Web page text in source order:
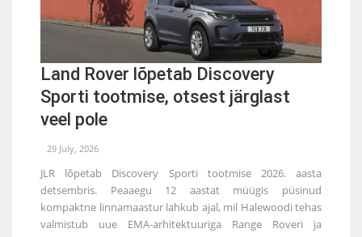
Land Rover lõpetab Discovery
Sporti tootmise, otsest järglast
veel pole
29 July, 2026
JLR lõpetab Discovery Sporti tootmise 2026. aasta
detsembris. Peaaegu 12 aastat müügis püsinud
kompaktne linnamaastur lahkub ajal, mil Halewoodi tehas
valmistub uue EMA-arhitektuuriga Range Roveri ja